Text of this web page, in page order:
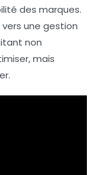
des marques.
une gestion
non
mais